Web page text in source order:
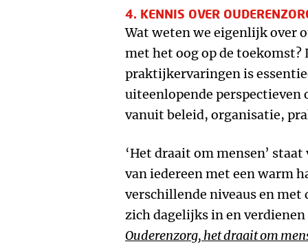
4. KENNIS OVER
Wat weten we eigenlijk over
met het oog op de toekomst?
praktijkervaringen is
uiteenlopende perspectieven
vanuit beleid, organisatie,
‘Het draait om mensen’
van iedereen met een warm
verschillende niveaus en
zich dagelijks in en
Ouderenzorg, het draait om